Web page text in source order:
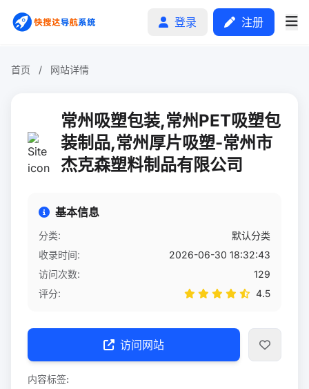
登录 注册
分类排行
申请收录
自助广告
首页 / 网站详情
常州吸塑包装,常州PET吸塑包
装制品,常州厚片吸塑-常州市
杰克森塑料制品有限公司
基本信息
分类:
默认分类
收录时间:
2026-06-30 18:32:43
访问次数:
129
评分:
4.5
访问网站
内容标签: